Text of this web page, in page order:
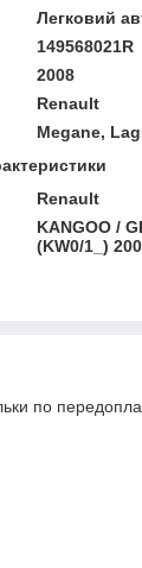
Легковий
149568021R
2008
Renault
Megane,
Renault
KANGOO /
(KW0/1_)
по